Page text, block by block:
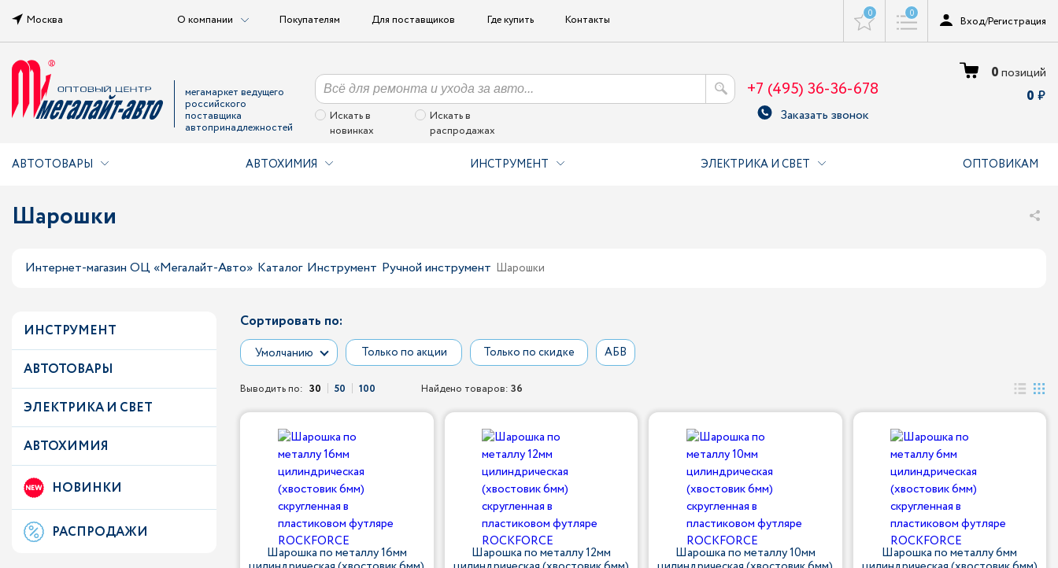
Москва О компании Покупателям Для поставщиков Где купить Контакты 0 0
Вход/Регистрация
мегамаркет ведущего
российского
поставщика
автопринадлежностей
Искать в
новинках
Искать в
распродажах
+7 (495) 36-36-678
Заказать звонок
0позиций
0
АВТОТОВАРЫ АВТОХИМИЯ ИНСТРУМЕНТ ЭЛЕКТРИКА И СВЕТ ОПТОВИКАМ
Шарошки
Интернет-магазин ОЦ «Мегалайт-Авто» Каталог Инструмент Ручной инструмент Шарошки
ИНСТРУМЕНТ
АВТОТОВАРЫ
ЭЛЕКТРИКА И СВЕТ
АВТОХИМИЯ
НОВИНКИ
РАСПРОДАЖИ
Сортировать по:
Умолчанию Только по акции Только по скидке АБВ
Выводить по: 30 50 100 Найдено товаров: 36
Шарошка по металлу 16мм Шарошка по металлу 12мм Шарошка по металлу 10мм Шарошка по металлу 6мм